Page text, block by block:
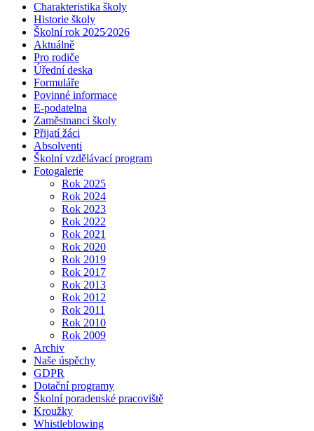
Charakteristika školy
Historie školy
Školní rok 2025⁄2026
Aktuálně
Pro rodiče
Úřední deska
Formuláře
Povinné informace
E-podatelna
Zaměstnanci školy
Přijatí žáci
Absolventi
Školní vzdělávací program
Fotogalerie
Rok 2025
Rok 2024
Rok 2023
Rok 2022
Rok 2021
Rok 2020
Rok 2019
Rok 2017
Rok 2013
Rok 2012
Rok 2011
Rok 2010
Rok 2009
Archiv
Naše úspěchy
GDPR
Dotační programy
Školní poradenské pracoviště
Kroužky
Whistleblowing